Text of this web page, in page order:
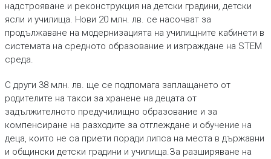
надстрояване и реконструкция на детски градини, детски
ясли и училища. Нови 20 млн. лв. се насочват за
продължаване на модернизацията на училищните кабинети в
системата на средното образование и изграждане на STEM
среда.
С други 38 млн. лв. ще се подпомага заплащането от
родителите на такси за хранене на децата от
задължителното предучилищно образование и за
компенсиране на разходите за отглеждане и обучение на
деца, които не са приети поради липса на места в държавни
и общински детски градини и училища.За разширяване на